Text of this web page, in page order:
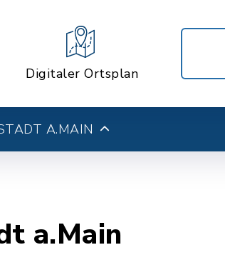
Digitaler Ortsplan
A.MAIN
a.Main